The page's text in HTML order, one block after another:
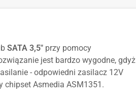
SATA 3,5" przy pomocy
jest bardzo wygodne, gdyż
- odpowiedni zasilacz 12V
chipset Asmedia ASM1351.